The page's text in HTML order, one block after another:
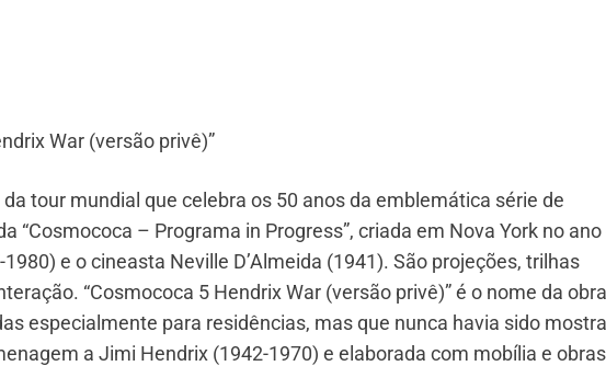
War (versão privê)”
tour mundial que celebra os 50 anos da emblemática série de
“Cosmococa – Programa in Progress”, criada em Nova York no ano
e o cineasta Neville D’Almeida (1941). São projeções, trilhas
“Cosmococa 5 Hendrix War (versão privê)” é o nome da
especialmente para residências, mas que nunca havia sido
a Jimi Hendrix (1942-1970) e elaborada com mobília e